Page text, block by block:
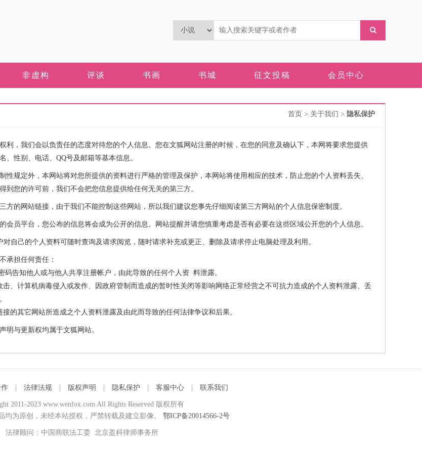
非虚构 评谈 书画 书城 征文投稿 会员中心
首页 > 关于我们 > 隐私保护
利，我们会以负责任的态度对待您的个人信息。您在文狐网站注册的时候，在您的同意及确认下，本网将要求您提供
、性别、电话、QQ号及邮箱等基本信息。
性规定外，本网站将对您所提供的资料进行严格的管理及保护，本网站将使用相应的技术，防止您的个人资料丢失、
到您的许可前，我们不会把您信息提供给任何无关的第三方。
方的网站链接，由于我们不能控制这些网站，所以我们建议您事先仔细阅读第三方网站的个人信息保密制度。
会员平台，您公布的信息将会成为公开的信息。网站提醒并请您慎重考虑是否有必要在这些区域公开您的个人信息。
自己的个人资料可随时查询及请求阅览，随时请求补充或更正、删除及请求停止电脑处理及利用。
承担任何责任：
告知他人或与他人共享注册帐户，由此导致的任何个人资 料泄露。
计算机病毒侵入或发作、因政府管制而造成的暂时性关闭等影响网络正常经营之不可抗力造成的个人资料泄露、丢
其它网站所造成之个人资料泄露及由此而导致的任何法律争议和后果。
明与更新权均属于文狐网站。
法律法规 版权声明 隐私保护 客服中心 联系我们
2011-2023 www.wenfox.com All Rights Reserved 版权所有
均为原创，未经本站授权，严禁转载及建立影像。 鄂ICP备20014566-2号
法律顾问：中国商联法工委 北京盈科律师事务所